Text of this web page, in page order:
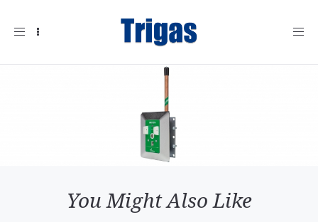
Toggle
You Might Also Like